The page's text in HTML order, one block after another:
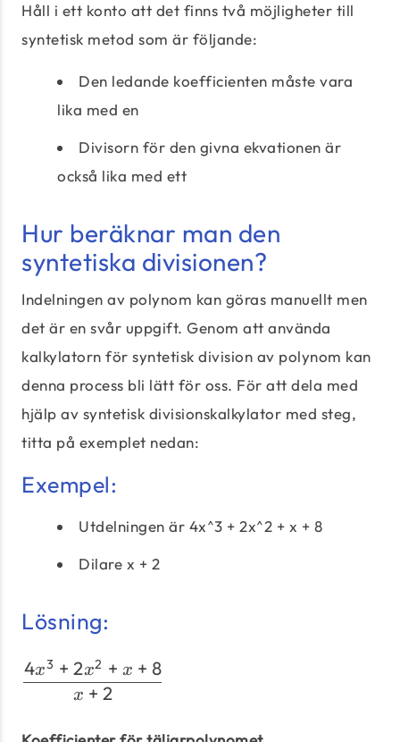
Håll i ett konto att det finns två möjligheter till
syntetisk metod som är följande:
Den ledande koefficienten måste vara
lika med en
Divisorn för den givna ekvationen är
också lika med ett
Hur beräknar man den
syntetiska divisionen?
Indelningen av polynom kan göras manuellt men
det är en svår uppgift. Genom att använda
kalkylatorn för syntetisk division av polynom kan
denna process bli lätt för oss. För att dela med
hjälp av syntetisk divisionskalkylator med steg,
titta på exemplet nedan:
Exempel:
Utdelningen är 4x^3 + 2x^2 + x + 8
Dilare x + 2
Lösning:
x + 2
4x3 + 2x2 + x + 8